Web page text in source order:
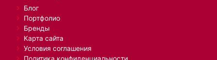
Блог
Портфолио
Бренды
Карта сайта
Условия соглашения
Политика конфиденциальности